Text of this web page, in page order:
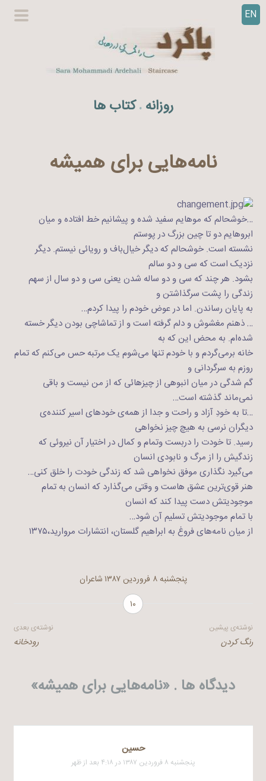
EN
روزانه . کتاب ها
نامه‌هایی برای همیشه
…خوشحالم که موهایم سفید شده و پیشانیم خط افتاده و میان
ابروهایم دو تا چین بزرگ در پوستم
نشسته است. خوشحالم که دیگر خیال‌باف و رویائی نیستم. دیگر
نزدیک است که سی و دو سالم
بشود. هر چند که سی و دو ساله شدن یعنی سی و دو سال از سهم
زندگی را پشت سر‌گذاشتن و
به پایان رساندن. اما در عوض خودم را پیدا کردم…
… ذهنم مغشوش و دلم گرفته است و از تماشاچی بودن دیگر خسته
شده‌ام. به محض این که به
خانه برمی‌گردم و با خودم تنها می‌شوم یک مرتبه حس می‌کنم که تمام
روزم به سرگردانی و
گم شدگی در میان انبوهی از چیزهائی که از من نیست و باقی
نمی‌ماند گذشته است…
…تا به خودِ آزاد و راحت و جدا از همه‌ی خودهای اسیر کننده‌ی
دیگران نرسی به هیچ چیز نخواهی
رسید. تا خودت را دربست وتمام و کمال در اختیار آن نیروئی که
زندگیش را از مرگ و نابودی انسان
می‌گیرد نگذاری موفق نخواهی شد که زندگی خودت را خلق کنی…
هنر قوی‌ترین عشق‌ هاست و وقتی می‌گذارد که انسان به تمام
موجودیتش دست پیدا کند که انسان
با تمام موجودیتش تسلیم آن شود…
از میان نامه‌های فروغ به ابراهیم گلستان، انتشارات مروارید،۱۳۷۵
پنجشنبه ۸ فروردین ۱۳۸۷
شاعران
۱۰
راهبری
نوشته
نوشته‌ی پیشین
رنگ کردن
نوشته‌ی بعدی
رودخانه
دیدگاه ها . «نامه‌هایی برای همیشه»
حسين
پنجشنبه ۸ فروردین ۱۳۸۷ در ۴:۱۸ بعد از ظهر